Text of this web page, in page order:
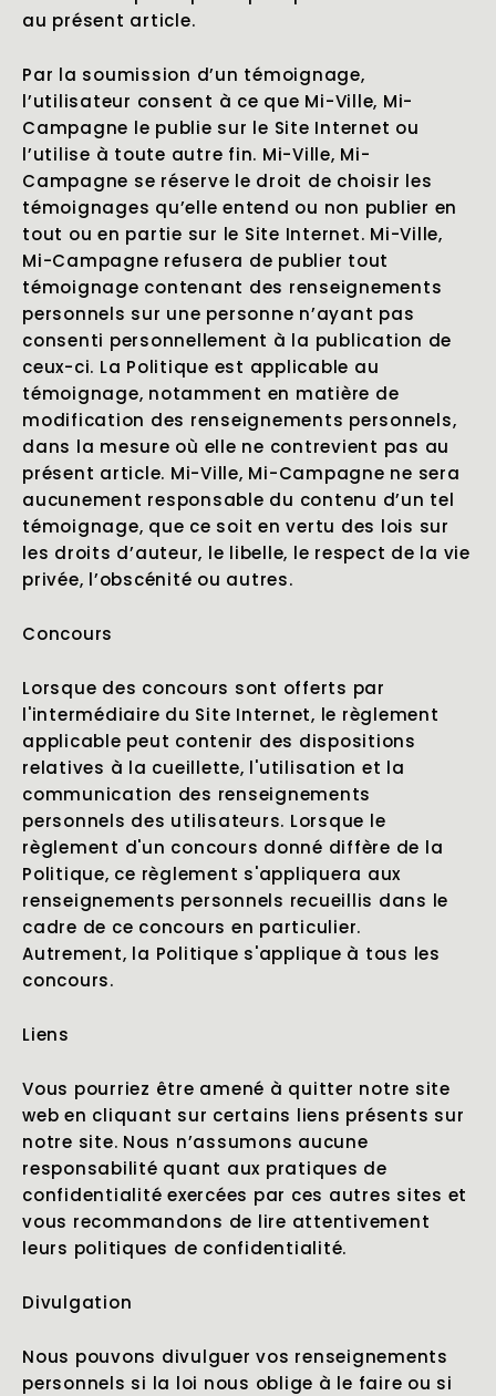
au présent article.
Par la soumission d’un témoignage,
l’utilisateur consent à ce que Mi-Ville, Mi-
Campagne le publie sur le Site Internet ou
l’utilise à toute autre fin. Mi-Ville, Mi-
Campagne se réserve le droit de choisir les
témoignages qu’elle entend ou non publier en
tout ou en partie sur le Site Internet. Mi-Ville,
Mi-Campagne refusera de publier tout
témoignage contenant des renseignements
personnels sur une personne n’ayant pas
consenti personnellement à la publication de
ceux-ci. La Politique est applicable au
témoignage, notamment en matière de
modification des renseignements personnels,
dans la mesure où elle ne contrevient pas au
présent article. Mi-Ville, Mi-Campagne ne sera
aucunement responsable du contenu d’un tel
témoignage, que ce soit en vertu des lois sur
les droits d’auteur, le libelle, le respect de la vie
privée, l’obscénité ou autres.
Concours
Lorsque des concours sont offerts par
l'intermédiaire du Site Internet, le règlement
applicable peut contenir des dispositions
relatives à la cueillette, l'utilisation et la
communication des renseignements
personnels des utilisateurs. Lorsque le
règlement d'un concours donné diffère de la
Politique, ce règlement s'appliquera aux
renseignements personnels recueillis dans le
cadre de ce concours en particulier.
Autrement, la Politique s'applique à tous les
concours.
Liens
Vous pourriez être amené à quitter notre site
web en cliquant sur certains liens présents sur
notre site. Nous n’assumons aucune
responsabilité quant aux pratiques de
confidentialité exercées par ces autres sites et
vous recommandons de lire attentivement
leurs politiques de confidentialité.
Divulgation
Nous pouvons divulguer vos renseignements
personnels si la loi nous oblige à le faire ou si